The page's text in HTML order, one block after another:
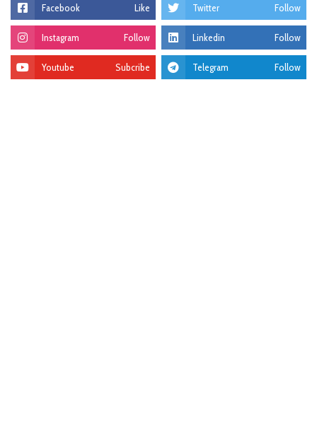
Facebook Like Twitter Follow
Instagram Follow Linkedin Follow
Youtube Subcribe Telegram Follow